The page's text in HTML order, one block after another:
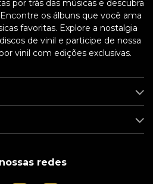
por trás das músicas e descubra
os álbuns que você ama
favoritas. Explore a nostalgia
de vinil e participe de nossa
vinil com edições exclusivas.
redes